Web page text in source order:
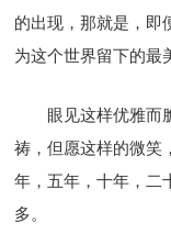
的出现，那就是，即
为这个世界留下的最
眼见这样优雅而
祷，但愿这样的微笑
年，五年，十年，二
多。